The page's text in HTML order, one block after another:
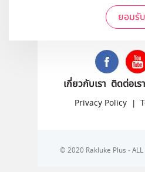
ยอมรับ
ติดตามเ
เกี่ยวกับเรา ติดต่อเรา
Privacy Policy |
© 2020 Rakluke Plus - ALL